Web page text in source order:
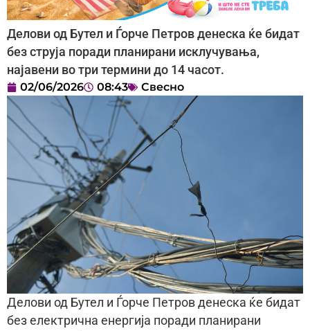
Делови од Бутел и Ѓорче Петров денеска ќе бидат
без струја поради планирани исклучувања,
најавени во три термини до 14 часот.
02/06/2026 08:43 Свесно
Делови од Бутел и Ѓорче Петров денеска ќе бидат
без електрична енергија поради планирани